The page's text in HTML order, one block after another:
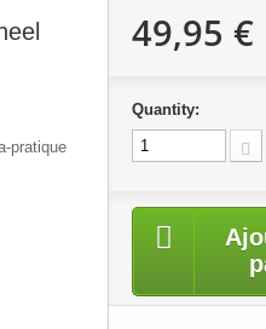
pratique
49,95 €
Quantity: